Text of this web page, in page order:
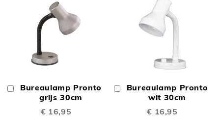
Bureaulamp Pronto
grijs 30cm
€ 16,95
In
Winkelwagen
Bureaulamp Pronto
wit 30cm
€ 16,95
In
Winkelwagen